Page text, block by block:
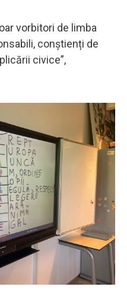
vorbitori de limba
conștienți de
civice”,